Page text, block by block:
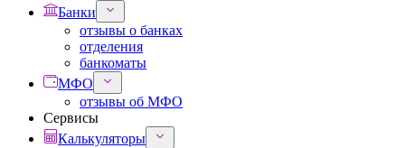
Банки
отзывы о банках
отделения
банкоматы
МФО
отзывы об МФО
Сервисы
Калькуляторы